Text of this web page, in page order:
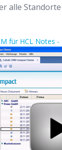
alle
für HCL Notes